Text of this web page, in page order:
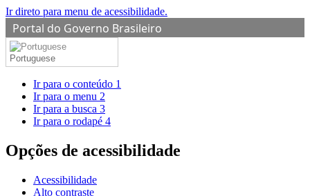
Ir direto para menu de acessibilidade.
Portal do Governo Brasileiro
Portuguese
Ir para o conteúdo 1
Ir para o menu 2
Ir para a busca 3
Ir para o rodapé 4
Opções de acessibilidade
Acessibilidade
Alto contraste